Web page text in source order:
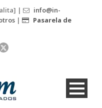
|
info@in-
|
Pasarela de